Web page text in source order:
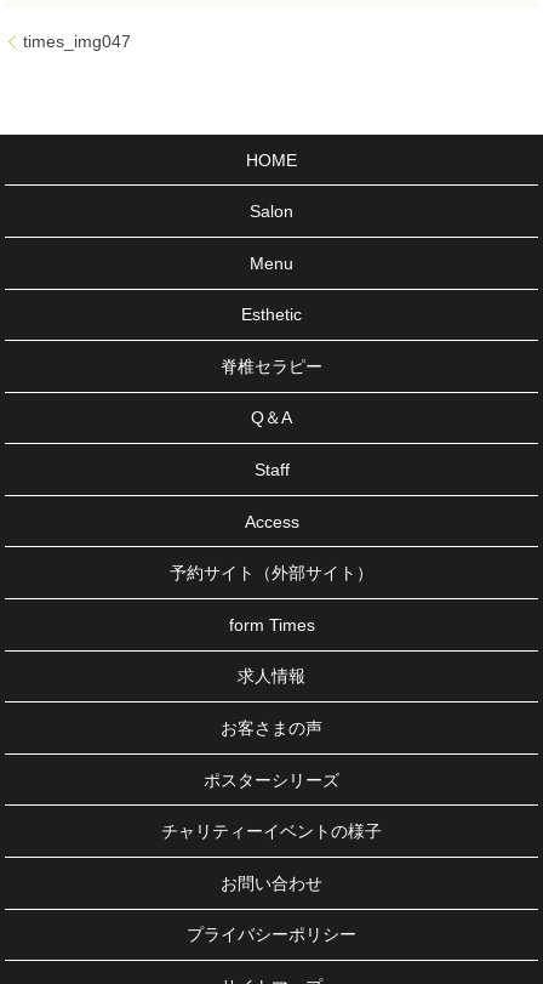
times_img047
HOME
Salon
Menu
Esthetic
脊椎セラピー
Q＆A
Staff
Access
予約サイト（外部サイト）
form Times
求人情報
お客さまの声
ポスターシリーズ
チャリティーイベントの様子
お問い合わせ
プライバシーポリシー